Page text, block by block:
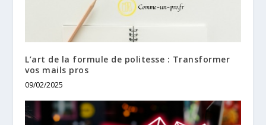
L’art de la formule de politesse : Transformer
vos mails pros
09/02/2025